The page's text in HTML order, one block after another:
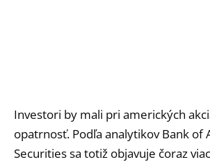
Investori by mali pri amerických
opatrnosť. Podľa analytikov Bank of
Securities sa totiž objavuje čoraz